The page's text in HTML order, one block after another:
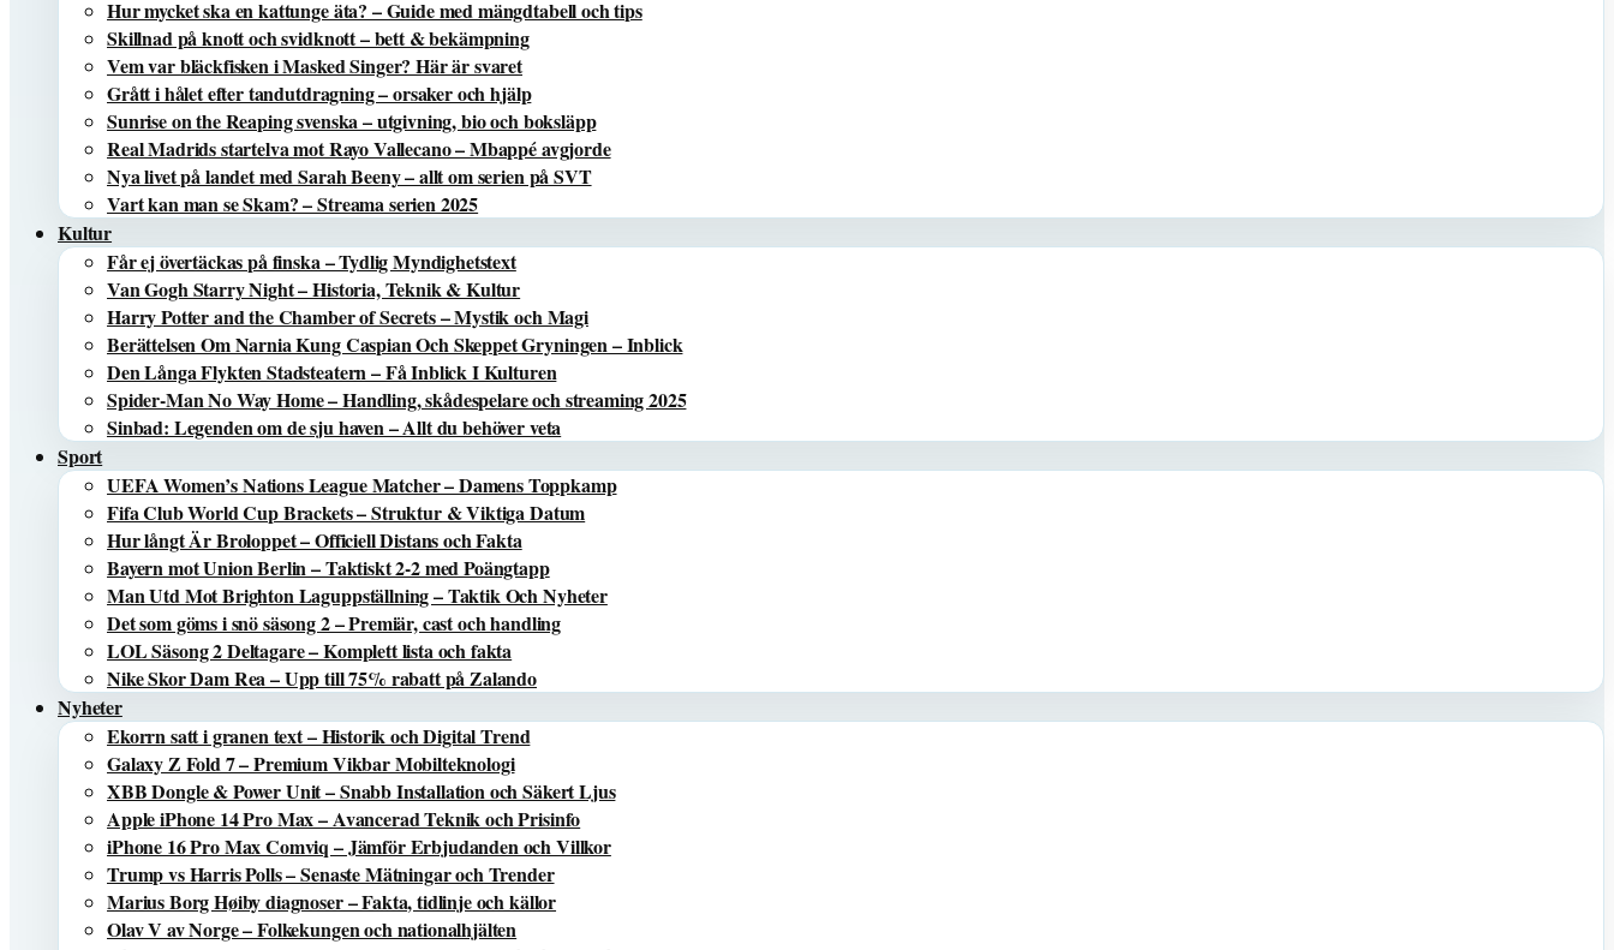
Hur mycket ska en kattunge äta? – Guide med mängdtabell och tips
Skillnad på knott och svidknott – bett & bekämpning
Vem var bläckfisken i Masked Singer? Här är svaret
Grått i hålet efter tandutdragning – orsaker och hjälp
Sunrise on the Reaping svenska – utgivning, bio och boksläpp
Real Madrids startelva mot Rayo Vallecano – Mbappé avgjorde
Nya livet på landet med Sarah Beeny – allt om serien på SVT
Vart kan man se Skam? – Streama serien 2025
Kultur
Får ej övertäckas på finska – Tydlig Myndighetstext
Van Gogh Starry Night – Historia, Teknik & Kultur
Harry Potter and the Chamber of Secrets – Mystik och Magi
Berättelsen Om Narnia Kung Caspian Och Skeppet Gryningen – Inblick
Den Långa Flykten Stadsteatern – Få Inblick I Kulturen
Spider-Man No Way Home – Handling, skådespelare och streaming 2025
Sinbad: Legenden om de sju haven – Allt du behöver veta
Sport
UEFA Women’s Nations League Matcher – Damens Toppkamp
Fifa Club World Cup Brackets – Struktur & Viktiga Datum
Hur långt Är Broloppet – Officiell Distans och Fakta
Bayern mot Union Berlin – Taktiskt 2-2 med Poängtapp
Man Utd Mot Brighton Laguppställning – Taktik Och Nyheter
Det som göms i snö säsong 2 – Premiär, cast och handling
LOL Säsong 2 Deltagare – Komplett lista och fakta
Nike Skor Dam Rea – Upp till 75% rabatt på Zalando
Nyheter
Ekorrn satt i granen text – Historik och Digital Trend
Galaxy Z Fold 7 – Premium Vikbar Mobilteknologi
XBB Dongle & Power Unit – Snabb Installation och Säkert Ljus
Apple iPhone 14 Pro Max – Avancerad Teknik och Prisinfo
iPhone 16 Pro Max Comviq – Jämför Erbjudanden och Villkor
Trump vs Harris Polls – Senaste Mätningar och Trender
Marius Borg Høiby diagnoser – Fakta, tidlinje och källor
Olav V av Norge – Folkekungen och nationalhjälten